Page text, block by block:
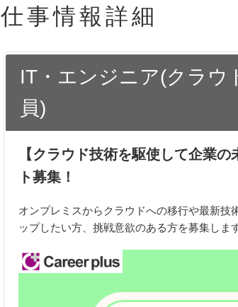
仕事情報詳細
IT・エンジニア(クラウ
員)
【クラウド技術を駆使して企業
ト募集！
オンプレミスからクラウドへの移行や最新
ップしたい方、挑戦意欲のある方を募集しま